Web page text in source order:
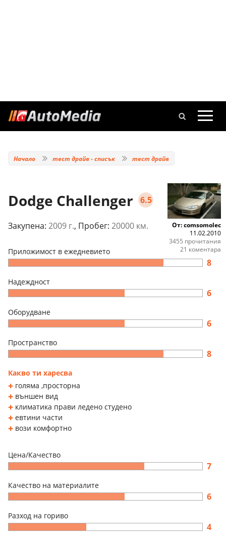
Начало тест драйв - списък тест драйв
Dodge Challenger 6.5
Закупена: 2009 г., Пробег: 20000 км.
Приложимост в ежедневието
8
Надеждност
6
Оборудване
6
Пространство
8
Какво ти харесва
голяма ,просторна
външен вид
климатика прави ледено студено
евтини части
вози комфортно
Цена/Качество
7
Качество на материалите
6
Разход на гориво
4
От: comsomolec
11.02.2010
3455 прочитания
21 коментара